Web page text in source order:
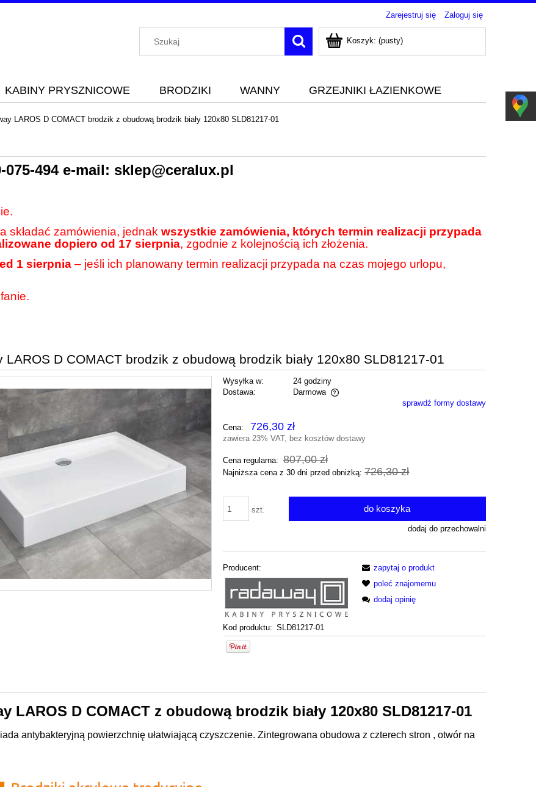
Zarejestruj się Zaloguj się
Koszyk: (pusty)
KABINY PRYSZNICOWE BRODZIKI WANNY GRZEJNIKI ŁAZIENKOWE
LAROS D COMACT brodzik z obudową brodzik biały 120x80 SLD81217-01
075-494e-mail: sklep@ceralux.pl
składać zamówienia, jednak wszystkie zamówienia, których termin realizacji przypada
dopiero od 17 sierpnia, zgodnie z kolejnością ich złożenia.
1 sierpnia – jeśli ich planowany termin realizacji przypada na czas mojego urlopu,
LAROS D COMACT brodzik z obudową brodzik biały 120x80 SLD81217-01
Wysyłka w:
24 godziny
Dostawa:
Darmowa
Cena nie zawiera ewentualnych kosztów
płatności
sprawdź formy dostawy
Cena: 726,30 zł
zawiera 23% VAT, bez kosztów dostawy
Cena regularna: 807,00 zł
Najniższa cena z 30 dni przed obniżką:726,30 zł
szt. do koszyka
dodaj do przechowalni
Producent:
Kod produktu: SLD81217-01
zapytaj o produkt
poleć znajomemu
dodaj opinię
LAROS D COMACT z obudową brodzik biały 120x80 SLD81217-01
antybakteryjną powierzchnię ułatwiającą czyszczenie. Zintegrowana obudowa z czterech stron , otwór na